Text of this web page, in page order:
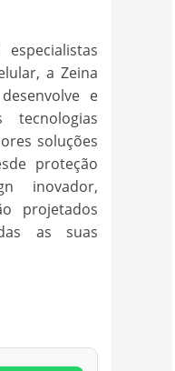
a Zeina
e
tecnologias
soluções
proteção
inovador,
projetados
as suas